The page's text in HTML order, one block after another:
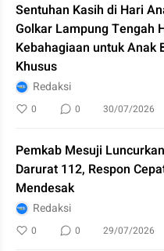
Sentuhan Kasih di Hari
Golkar Lampung Tengah
Kebahagiaan untuk Anak
Khusus
Redaksi
0 0 30/07/2026
Pemkab Mesuji
Darurat 112, Respon
Mendesak
Redaksi
0 0 29/07/2026